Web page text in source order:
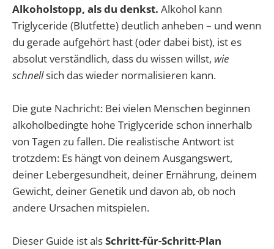
Alkoholstopp, als du denkst. Alkohol kann
Triglyceride (Blutfette) deutlich anheben – und wenn
du gerade aufgehört hast (oder dabei bist), ist es
absolut verständlich, dass du wissen willst, wie
schnellsich das wieder normalisieren kann.
Die gute Nachricht: Bei vielen Menschen beginnen
alkoholbedingte hohe Triglyceride schon innerhalb
von Tagen zu fallen. Die realistische Antwort ist
trotzdem: Es hängt von deinem Ausgangswert,
deiner Lebergesundheit, deiner Ernährung, deinem
Gewicht, deiner Genetik und davon ab, ob noch
andere Ursachen mitspielen.
Dieser Guide ist alsSchritt-für-Schritt-Plan